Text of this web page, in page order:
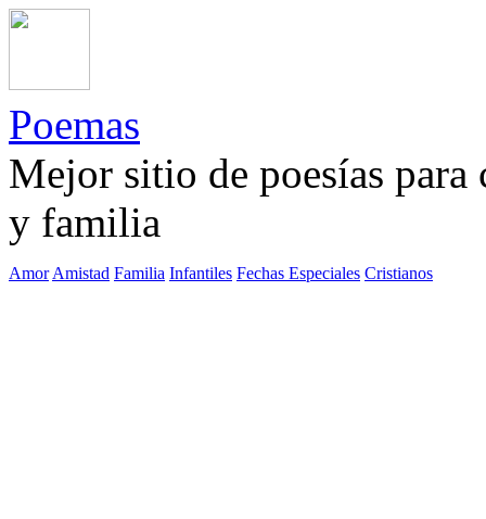
Poemas
Mejor sitio de poesías
y familia
Amor Amistad Familia Infantiles Fechas Especiales Cristianos